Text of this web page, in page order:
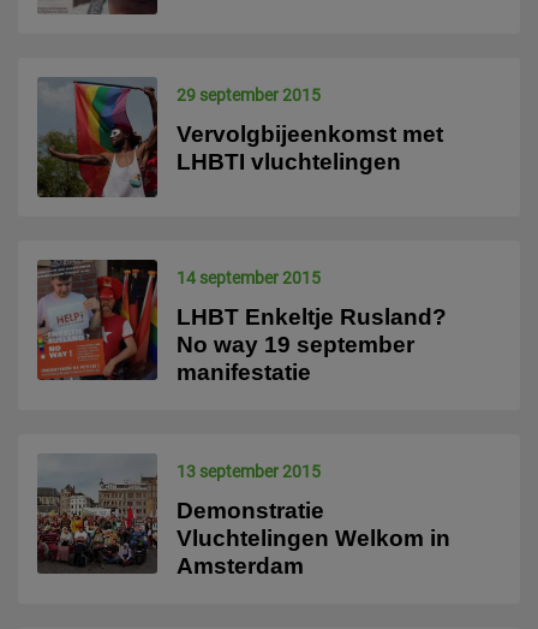
29 september 2015
Vervolgbijeenkomst met
LHBTI vluchtelingen
14 september 2015
LHBT Enkeltje Rusland?
No way 19 september
manifestatie
13 september 2015
Demonstratie
Vluchtelingen Welkom in
Amsterdam